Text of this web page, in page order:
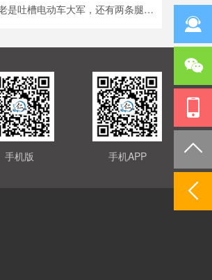
不要老是吐槽电动车大军，还有两条腿的行人
手机APP
手机版